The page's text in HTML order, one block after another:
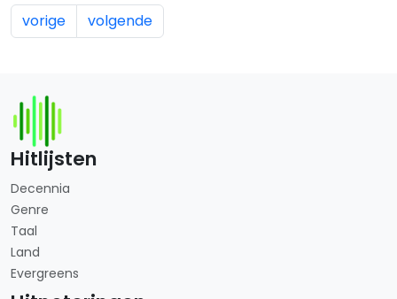
vorige volgende
Hitlijsten
Decennia
Genre
Taal
Land
Evergreens